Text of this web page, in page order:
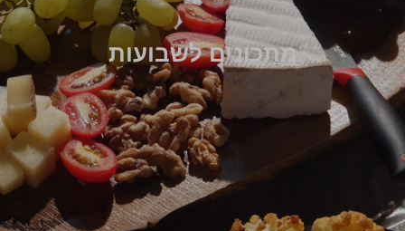
מתכונים לשבועות